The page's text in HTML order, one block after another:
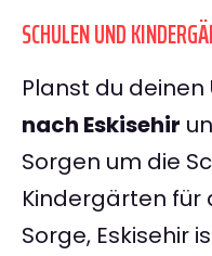
SCHULEN UND
Planst du deinen
nach Eskisehir
Sorgen um die
Kindergärten für
Sorge, Eskisehir